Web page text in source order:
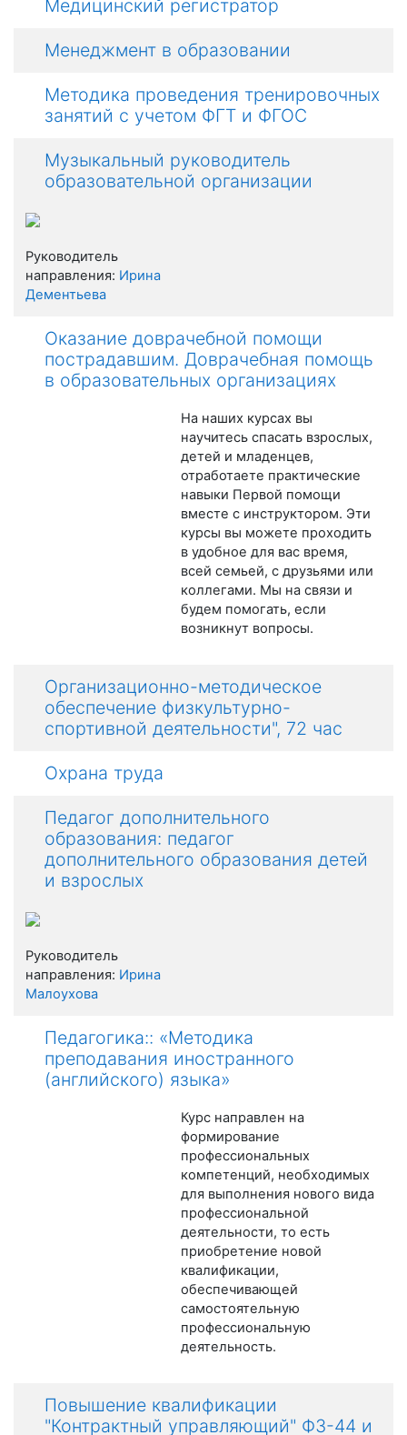
Медицинский регистратор
Менеджмент в образовании
Методика проведения тренировочных
занятий с учетом ФГТ и ФГОС
Музыкальный руководитель
образовательной организации
Руководитель
направления: Ирина
Дементьева
Оказание доврачебной помощи
пострадавшим. Доврачебная помощь
в образовательных организациях
На наших курсах вы
научитесь спасать взрослых,
детей и младенцев,
отработаете практические
навыки Первой помощи
вместе с инструктором. Эти
курсы вы можете проходить
в удобное для вас время,
всей семьей, с друзьями или
коллегами. Мы на связи и
будем помогать, если
возникнут вопросы.
Организационно-методическое
обеспечение физкультурно-
спортивной деятельности", 72 час
Охрана труда
Педагог дополнительного
образования: педагог
дополнительного образования детей
и взрослых
Руководитель
направления: Ирина
Малоухова
Педагогика:: «Методика
преподавания иностранного
(английского) языка»
Курс направлен на
формирование
профессиональных
компетенций, необходимых
для выполнения нового вида
профессиональной
деятельности, то есть
приобретение новой
квалификации,
обеспечивающей
самостоятельную
профессиональную
деятельность.
Повышение квалификации
"Контрактный управляющий" ФЗ-44 и